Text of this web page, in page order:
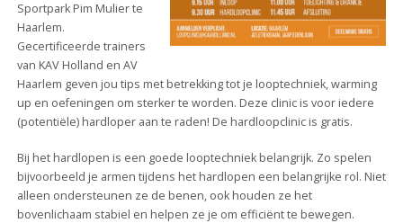
Sportpark Pim Mulier te
Haarlem.
Gecertificeerde trainers
van KAV Holland en AV
Haarlem geven jou tips met betrekking tot je looptechniek, warming
up en oefeningen om sterker te worden. Deze clinic is voor iedere
(potentiële) hardloper aan te raden! De hardloopclinic is gratis.
Bij het hardlopen is een goede looptechniek belangrijk. Zo spelen
bijvoorbeeld je armen tijdens het hardlopen een belangrijke rol. Niet
alleen ondersteunen ze de benen, ook houden ze het
bovenlichaam stabiel en helpen ze je om efficiënt te bewegen.